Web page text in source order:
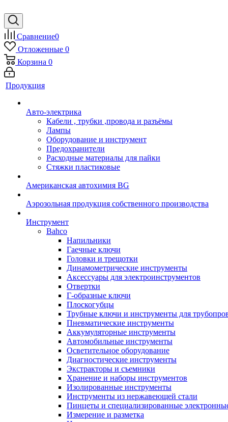
Сравнение0
Отложенные 0
Корзина 0
Продукция
Авто-электрика
Кабели , трубки ,провода и разъёмы
Лампы
Оборудование и инструмент
Предохранители
Расходные материалы для пайки
Стяжки пластиковые
Американская автохимия BG
Аэрозольная продукция собственного производства
Инструмент
Bahco
Напильники
Гаечные ключи
Головки и трещотки
Динамометрические инструменты
Аксессуары для электроинструментов
Отвертки
Г-образные ключи
Плоскогубцы
Трубные ключи и инструменты для
Пневматические инструменты
Аккумуляторные инструменты
Автомобильные инструменты
Осветительное оборудование
Диагностические инструменты
Экстракторы и съемники
Хранение и наборы инструментов
Изолированные инструменты
Инструменты из нержавеющей стали
Пинцеты и специализированные
Измерение и разметка